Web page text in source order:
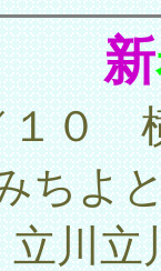
新
１０
ちよ
川立